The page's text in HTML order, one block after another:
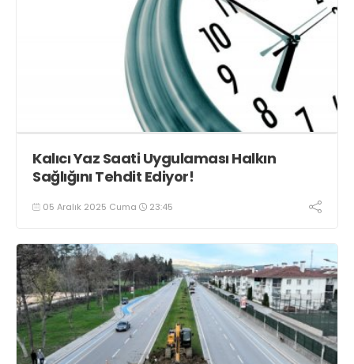
Kalıcı Yaz Saati Uygulaması Halkın
Sağlığını Tehdit Ediyor!
05 Aralık 2025 Cuma 23:45